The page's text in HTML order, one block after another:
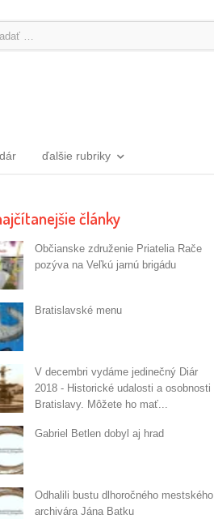
ďalšie rubriky
články
Občianske združenie Priatelia Rače
pozýva na Veľkú jarnú brigádu
Bratislavské menu
V decembri vydáme jedinečný Diár
2018 - Historické udalosti a osobnosti
Bratislavy. Môžete ho mať...
Gabriel Betlen dobyl aj hrad
Odhalili bustu dlhoročného mestského
archivára Jána Batku